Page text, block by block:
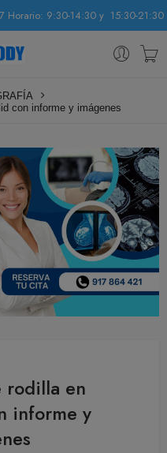
Horario: 9:30-14:30 y 15:30-21:30
con informe y imágenes
rodilla en
informe y